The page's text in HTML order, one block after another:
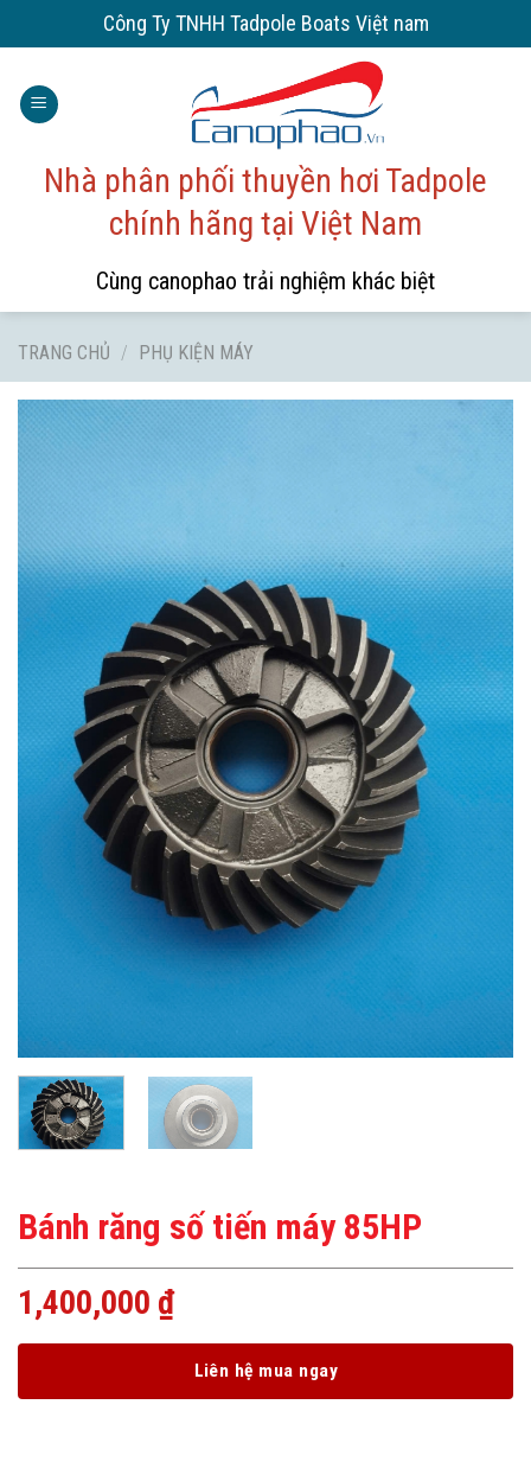
to
Công Ty TNHH Tadpole Boats Việt nam
Nhà phân phối thuyền hơi Tadpole
chính hãng tại Việt Nam
Cùng canophao trải nghiệm khác biệt
TRANG CHỦ / PHỤ KIỆN MÁY
Bánh răng số tiến máy 85HP
1,400,000 ₫
Liên hệ mua ngay